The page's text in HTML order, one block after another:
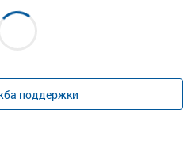
поддержки